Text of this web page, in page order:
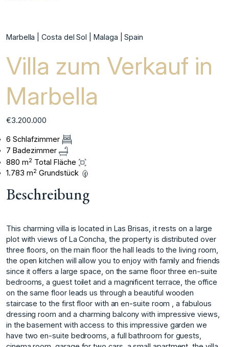
Marbella | Costa del Sol | Malaga | Spain
Villa zum Verkauf in
Marbella
€3.200.000
6 Schlafzimmer
7 Badezimmer
880 m2 Total Fläche
1.783 m2 Grundstück
Beschreibung
This charming villa is located in Las Brisas, it rests on a large
plot with views of La Concha, the property is distributed over
three floors, on the main floor the hall leads to the living room,
the open kitchen will allow you to enjoy with family and friends
since it offers a large space, on the same floor three en-suite
bedrooms, a guest toilet and a magnificent terrace, the office
on the same floor leads us through a beautiful wooden
staircase to the first floor with an en-suite room , a fabulous
dressing room and a charming balcony with impressive views,
in the basement with access to this impressive garden we
have two en-suite bedrooms, a full bathroom for guests,